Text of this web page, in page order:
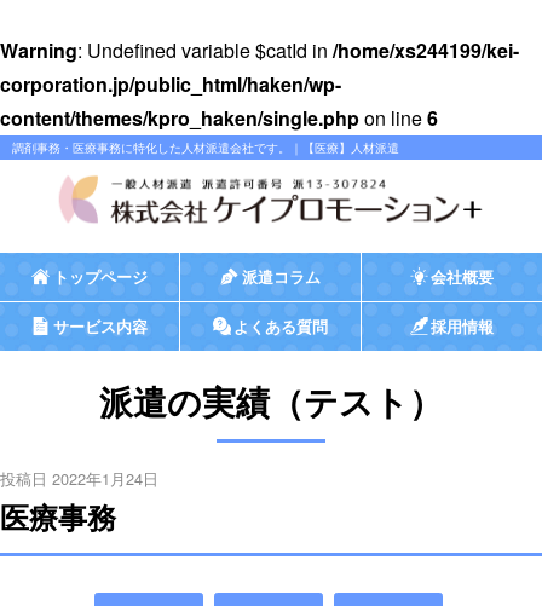
Warning: Undefined variable $catId in /home/xs244199/kei-
corporation.jp/public_html/haken/wp-
content/themes/kpro_haken/single.phpon line6
調剤事務・医療事務に特化した人材派遣会社です。｜【医療】人材派遣
トップページ 派遣コラム 会社概要
サービス内容 よくある質問 採用情報
派遣の実績（テスト）
投稿日 2022年1月24日
医療事務